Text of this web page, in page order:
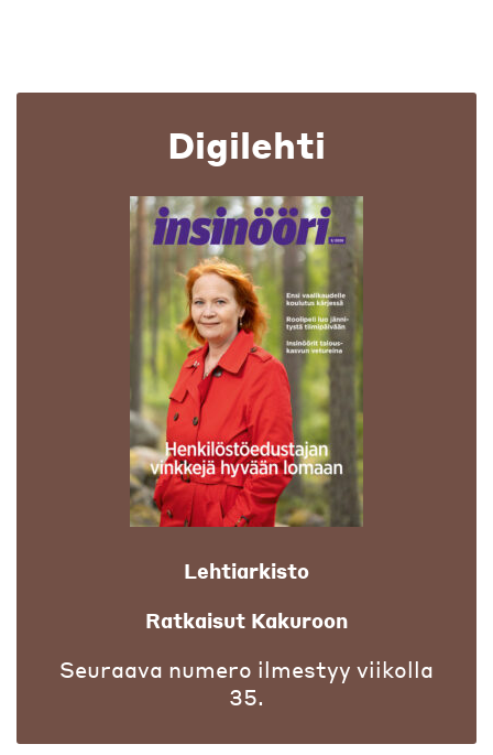
Digilehti
Lehtiarkisto
Ratkaisut Kakuroon
Seuraava numero ilmestyy viikolla
35.